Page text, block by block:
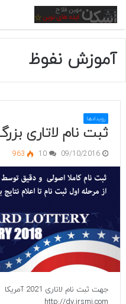
منو
آموزش نفوظ
رویدادها
ثبت نام لاتاری
09/10/2016
10
963
جهت ثبت نام